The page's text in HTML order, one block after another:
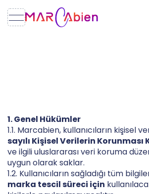
1. Genel Hükümler
1.1. Marcabien, kullanıcıların kişisel
sayılı Kişisel Verilerin Korunması
ve ilgili uluslararası veri koruma
uygun olarak saklar.
1.2. Kullanıcıların sağladığı tüm
marka tescil süreci için